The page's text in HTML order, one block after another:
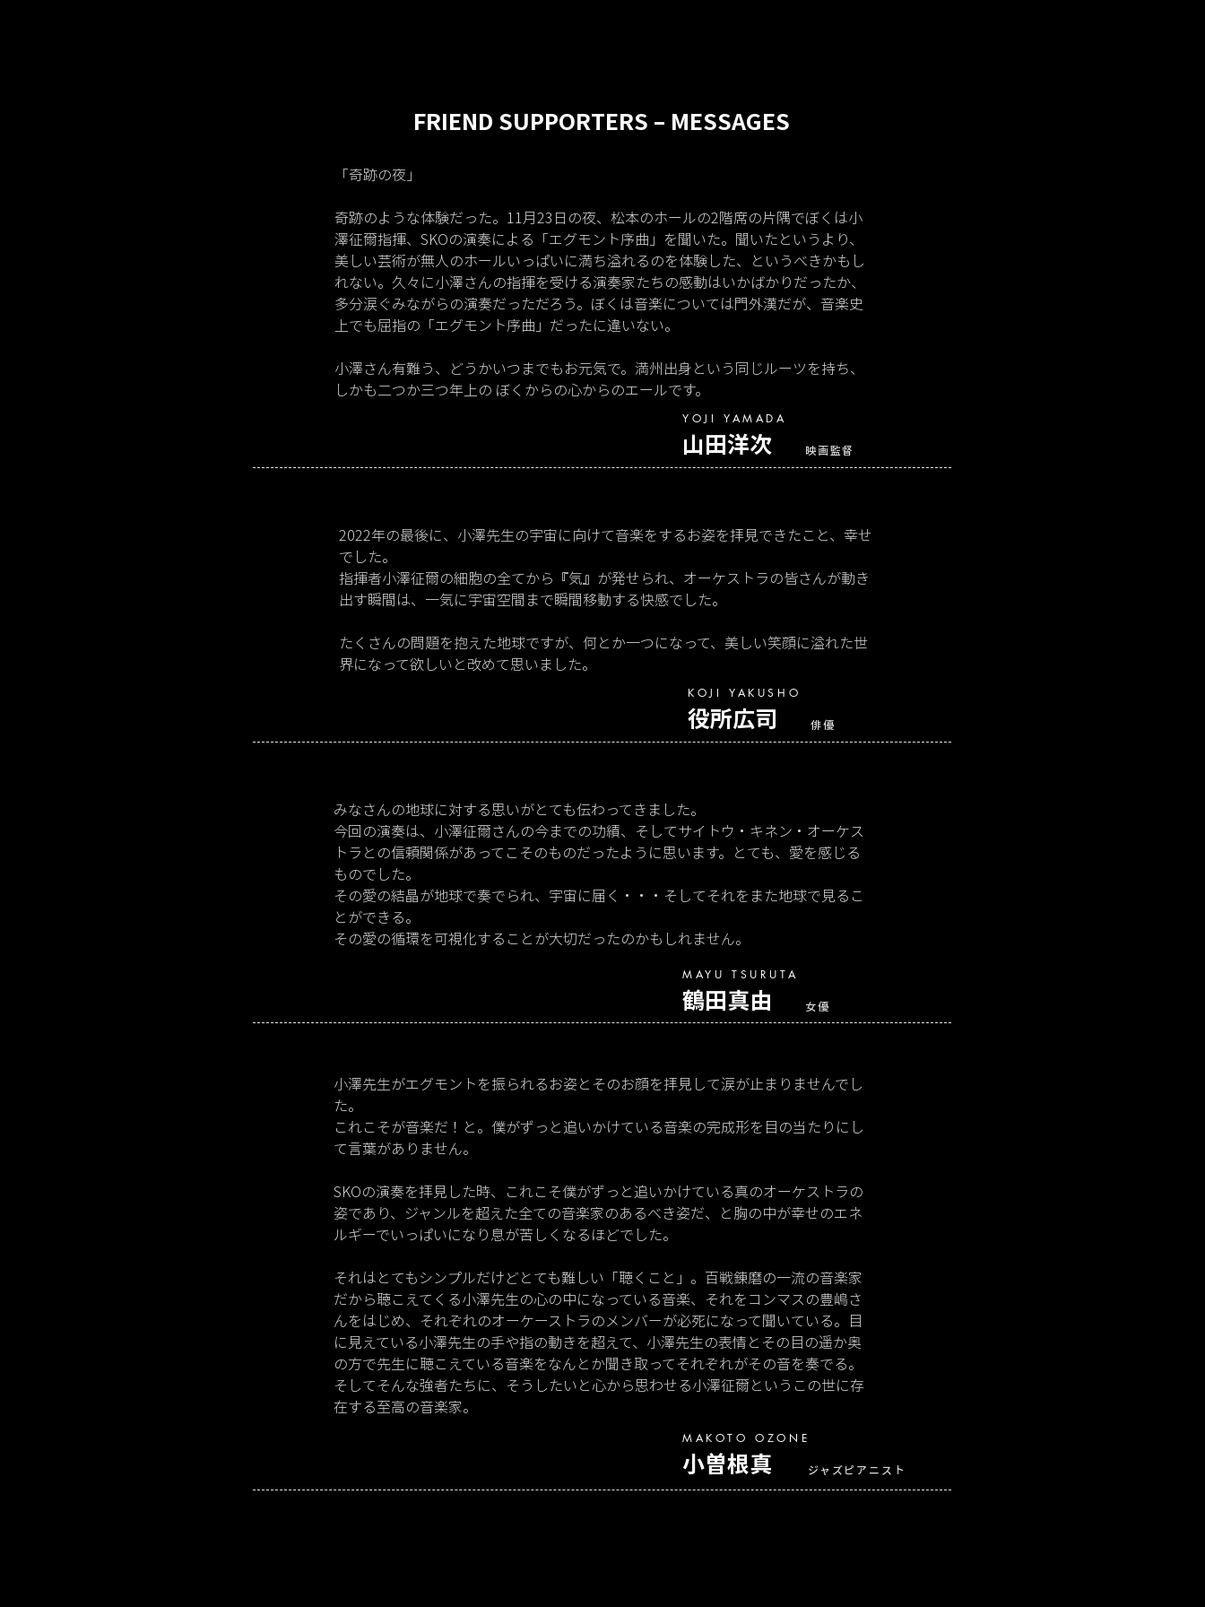
FRIEND SUPPORTERS – MESSAGES
「奇跡の夜」
奇跡のような体験だった。11月23日の夜、松本のホールの2階席の片隅でぼくは小
澤征爾指揮、SKOの演奏による「エグモント序曲」を聞いた。聞いたというより、
美しい芸術が無人のホールいっぱいに満ち溢れるのを体験した、というべきかもし
れない。久々に小澤さんの指揮を受ける演奏家たちの感動はいかばかりだったか、
多分涙ぐみながらの演奏だっただろう。ぼくは音楽については門外漢だが、音楽史
上でも屈指の「エグモント序曲」だったに違いない。
小澤さん有難う、どうかいつまでもお元気で。満州出身という同じルーツを持ち、
しかも二つか三つ年上の ぼくからの心からのエールです。
YOJI YAMADA
山田洋次 映画監督
2022年の最後に、小澤先生の宇宙に向けて音楽をするお姿を拝見できたこと、幸せ
でした。
指揮者小澤征爾の細胞の全てから『気』が発せられ、オーケストラの皆さんが動き
出す瞬間は、一気に宇宙空間まで瞬間移動する快感でした。
たくさんの問題を抱えた地球ですが、何とか一つになって、美しい笑顔に溢れた世
界になって欲しいと改めて思いました。
KOJI YAKUSHO
役所広司 俳優
みなさんの地球に対する思いがとても伝わってきました。
今回の演奏は、小澤征爾さんの今までの功績、そしてサイトウ・キネン・オーケス
トラとの信頼関係があってこそのものだったように思います。とても、愛を感じる
ものでした。
その愛の結晶が地球で奏でられ、宇宙に届く・・・そしてそれをまた地球で見るこ
とができる。
その愛の循環を可視化することが大切だったのかもしれません。
MAYU TSURUTA
鶴田真由 女優
小澤先生がエグモントを振られるお姿とそのお顔を拝見して涙が止まりませんでし
た。
これこそが音楽だ！と。僕がずっと追いかけている音楽の完成形を目の当たりにし
て言葉がありません。
SKOの演奏を拝見した時、これこそ僕がずっと追いかけている真のオーケストラの
姿であり、ジャンルを超えた全ての音楽家のあるべき姿だ、と胸の中が幸せのエネ
ルギーでいっぱいになり息が苦しくなるほどでした。
それはとてもシンプルだけどとても難しい「聴くこと」。百戦錬磨の一流の音楽家
だから聴こえてくる小澤先生の心の中になっている音楽、それをコンマスの豊嶋さ
んをはじめ、それぞれのオーケーストラのメンバーが必死になって聞いている。目
に見えている小澤先生の手や指の動きを超えて、小澤先生の表情とその目の遥か奥
の方で先生に聴こえている音楽をなんとか聞き取ってそれぞれがその音を奏でる。
そしてそんな強者たちに、そうしたいと心から思わせる小澤征爾というこの世に存
在する至高の音楽家。
MAKOTO OZONE
小曽根真 ジャズピアニスト